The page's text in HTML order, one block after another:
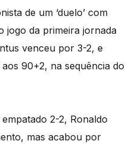
de um ‘duelo’ com
jogo da primeira jornada
venceu por 3-2, e
90+2, na sequência do
2-2, Ronaldo
mas acabou por